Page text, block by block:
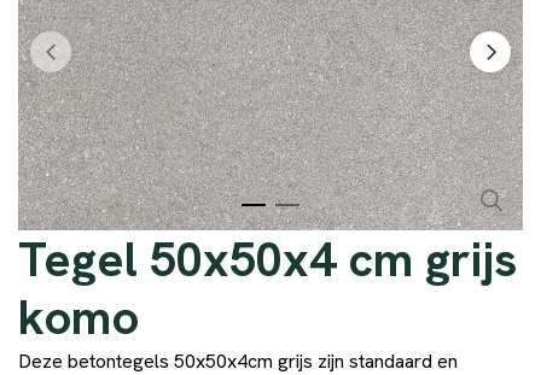
Tegel 50x50x4 cm grijs
komo
Deze betontegels 50x50x4cm grijs zijn standaard en